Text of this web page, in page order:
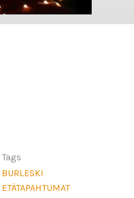
Tags
BURLESKI
ETÄTAPAHTUMAT